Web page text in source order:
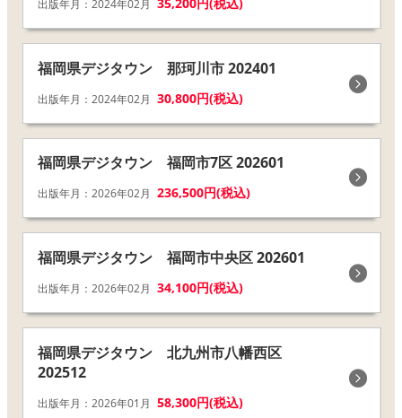
出版年月：2024年02月
福岡県デジタウン 那珂川市 202401
出版年月：2024年02月 30,800円(税込)
福岡県デジタウン 福岡市7区 202601
出版年月：2026年02月 236,500円(税込)
福岡県デジタウン 福岡市中央区 202601
出版年月：2026年02月 34,100円(税込)
福岡県デジタウン 北九州市八幡西区
202512
出版年月：2026年01月 58,300円(税込)